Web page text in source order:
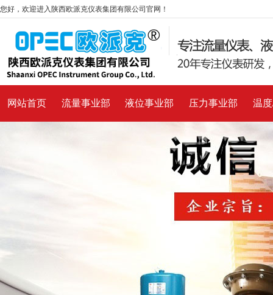
您好，欢迎进入陕西欧派克仪表集团有限公司官网！
网站首页 流量事业部 液位事业部 压力事业部 温